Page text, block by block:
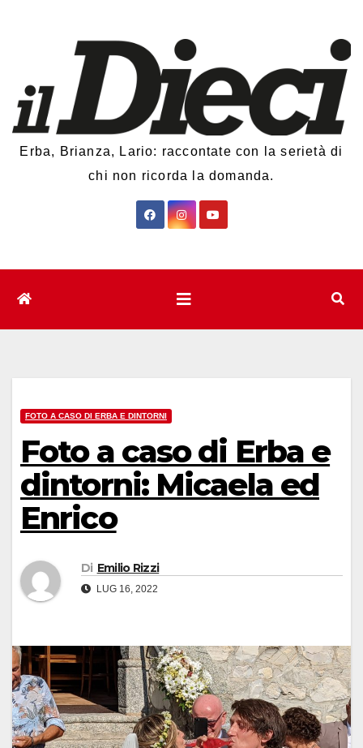
Erba, Brianza, Lario: raccontate con la serietà di
chi non ricorda la domanda.
FOTO A CASO DI ERBA E DINTORNI
Foto a caso di Erba e
dintorni: Micaela ed
Enrico
Di Emilio Rizzi
LUG 16, 2022